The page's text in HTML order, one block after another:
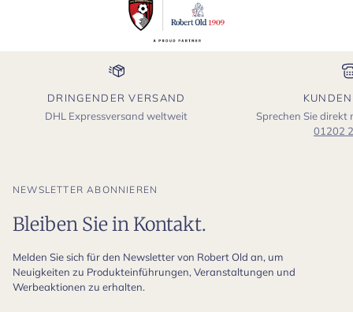
DRINGENDER VERSAND
DHL Expressversand weltweit
Sprechen Sie direkt
01202
NEWSLETTER ABONNIEREN
Bleiben Sie in Kontakt.
Melden Sie sich für den Newsletter von Robert Old an, um
Neuigkeiten zu Produkteinführungen, Veranstaltungen und
Werbeaktionen zu erhalten.